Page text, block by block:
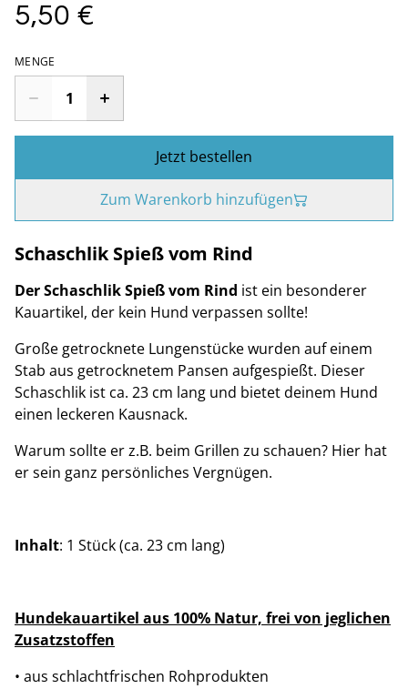
5,50 €
MENGE
Jetzt bestellen
Zum Warenkorb hinzufügen
Schaschlik Spieß vom Rind
Der Schaschlik Spieß vom Rind ist ein besonderer
Kauartikel, der kein Hund verpassen sollte!
Große getrocknete Lungenstücke wurden auf einem
Stab aus getrocknetem Pansen aufgespießt. Dieser
Schaschlik ist ca. 23 cm lang und bietet deinem Hund
einen leckeren Kausnack.
Warum sollte er z.B. beim Grillen zu schauen? Hier hat
er sein ganz persönliches Vergnügen.
Inhalt: 1 Stück (ca. 23 cm lang)
Hundekauartikel aus 100% Natur, frei von jeglichen
Zusatzstoffen
• aus schlachtfrischen Rohprodukten